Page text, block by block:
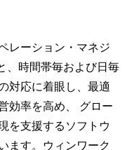
レーション・マネジ
、時間帯毎および日毎
対応に着眼し、最適
効率を高め、 グロー
を支援するソフトウ
ます。ウィンワーク